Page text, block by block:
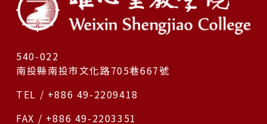
540-022
南投縣南投市文化路705巷667號
TEL / +886 49-2209418
FAX / +886 49-2203351